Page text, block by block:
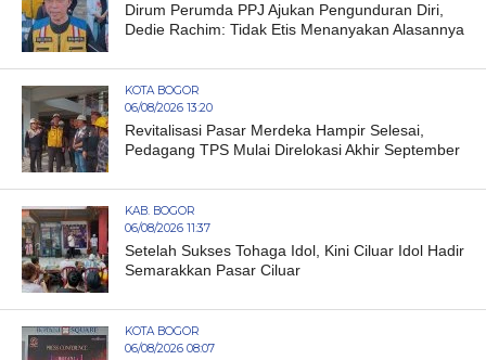
Dirum Perumda PPJ Ajukan Pengunduran Diri,
Dedie Rachim: Tidak Etis Menanyakan Alasannya
KOTA BOGOR
06/08/2026 13:20
Revitalisasi Pasar Merdeka Hampir Selesai,
Pedagang TPS Mulai Direlokasi Akhir September
KAB. BOGOR
06/08/2026 11:37
Setelah Sukses Tohaga Idol, Kini Ciluar Idol Hadir
Semarakkan Pasar Ciluar
KOTA BOGOR
06/08/2026 08:07